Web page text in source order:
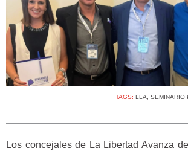
TAGS: LLA, SEMINARIO
Los concejales de La Libertad Avanza